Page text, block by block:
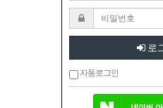
로
자동로그인